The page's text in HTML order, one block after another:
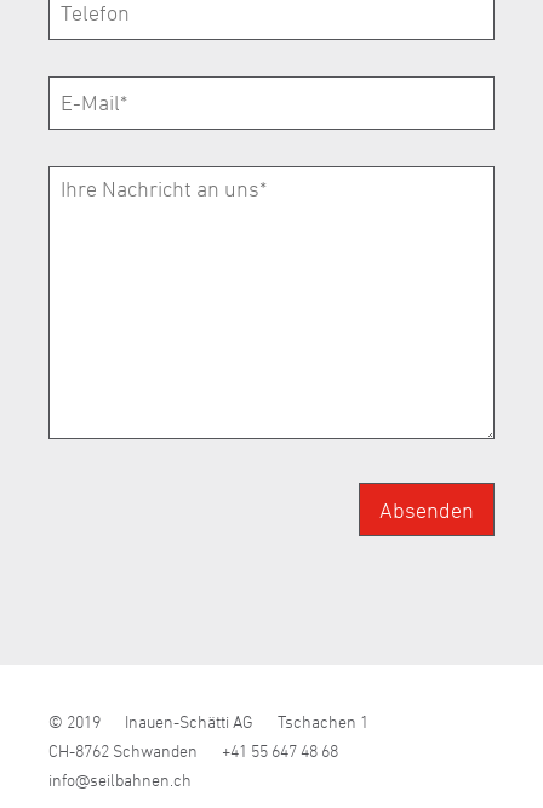
Absenden
© 2019 Inauen-Schätti AG
Tschachen 1
CH-8762 Schwanden
+41 55 647 48 68
nf
s lb hn n ch